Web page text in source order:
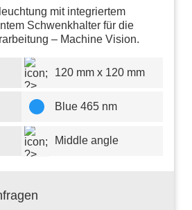
mit integriertem
Schwenkhalter für die
– Machine Vision.
120 mm x 120 mm
Blue 465 nm
Middle angle